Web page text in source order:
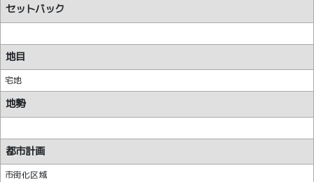
セットバック
地目
宅地
地勢
都市計画
市街化区域